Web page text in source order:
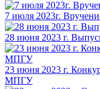
7 июля 2023г.
28 июня 2023 г.
23 июня 2023 г.
МПГУ